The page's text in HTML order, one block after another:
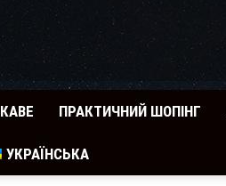
ПРАКТИЧНИЙ ШОПІНГ
УКРАЇНСЬКА